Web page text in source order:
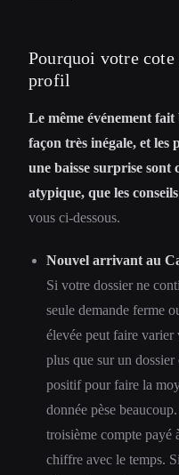
Pourquoi votre cote
profil
Le même événement
façon très inégale, et les
une baisse surprise sont
atypique, que les
vous ci-dessous.
Nouvel arrivant au
Si votre dossier ne
seule demande ferme
élevée peut faire
plus que sur un
positif pour faire la
donnée pèse
troisième compte payé
chiffre avec le temps.